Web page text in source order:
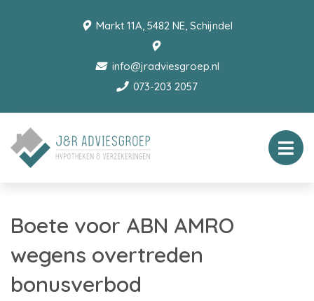
Markt 11A, 5482 NE, Schijndel
info@jradviesgroep.nl
073-203 2057
Boete voor ABN AMRO
wegens overtreden
bonusverbod